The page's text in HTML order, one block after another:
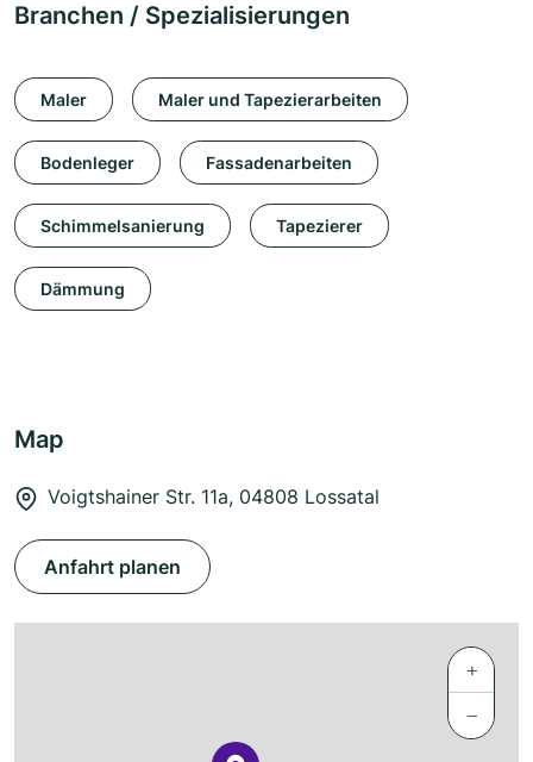
Branchen / Spezialisierungen
Maler Maler und Tapezierarbeiten
Bodenleger Fassadenarbeiten
Schimmelsanierung Tapezierer
Dämmung
Map
Voigtshainer Str. 11a, 04808 Lossatal
Anfahrt planen
+
−